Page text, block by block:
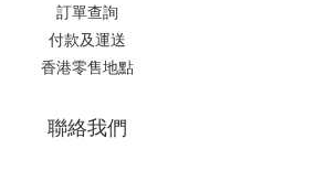
訂單查詢
付款及運送
香港零售地點
聯絡我們